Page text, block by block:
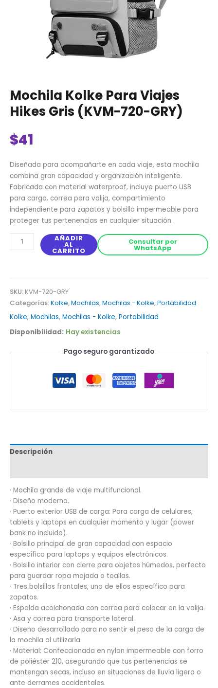
Kolke, Mochilas, Mochilas - Kolke, Portabilidad
Mochila Kolke Para Viajes
Hikes Gris (KVM-720-GRY)
$41
Diseñada para acompañarte en cada viaje, esta mochila
combina gran capacidad y organización inteligente.
Fabricada con material waterproof, incluye puerto USB
para carga, correa para valija, compartimiento
independiente para zapatos y bolsillo impermeable para
proteger tus pertenencias en cualquier situación.
Disponibilidad: Hay existencias
AÑADIR
AL
CARRITO
Consultar por
WhatsApp
SKU: KVM-720-GRY
Categorías:Kolke,Mochilas,Mochilas - Kolke,Portabilidad
Pago seguro garantizado
Descripción
· Mochila grande de viaje multifuncional.
· Diseño moderno.
· Puerto exterior USB de carga: Para carga de celulares,
tablets y laptops en cualquier momento y lugar (power
bank no incluido).
· Bolsillo principal de gran capacidad con espacio
específico para laptops y equipos electrónicos.
· Bolsillo interior con cierre para objetos húmedos, perfecto
para guardar ropa mojada o toallas.
· Tres bolsillos frontales, uno de ellos específico para
zapatos.
· Espalda acolchonada con correa para colocar en la valija.
· Asa y correa para transporte lateral.
· Diseño desarrollado para no sentir el peso de la carga de
la mochila al utilizarla.
· Material: Confeccionada en nylon impermeable con forro
de poliéster 210, asegurando que tus pertenencias se
mantengan secas, incluso en situaciones de lluvia ligera o
ante derrames accidentales.